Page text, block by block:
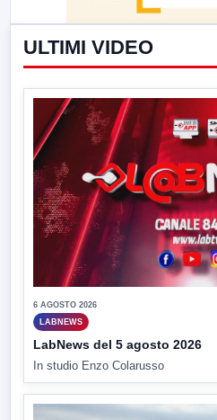
ULTIMI VIDEO
6 AGOSTO 2026
LABNEWS
LabNews del 5 agosto 2026
In studio Enzo Colarusso